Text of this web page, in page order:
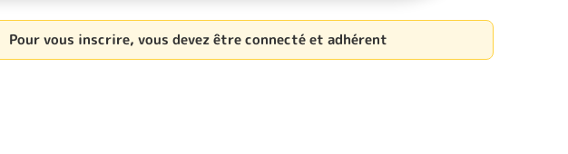
Pour vous inscrire, vous devez être connecté et adhérent